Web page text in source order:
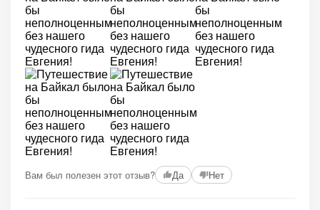
Вам был полезен этот отзыв? Да Нет